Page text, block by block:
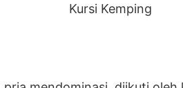
Kursi Kemping